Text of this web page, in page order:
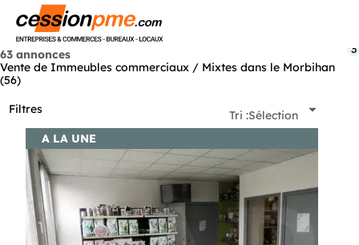
63 annonces
Vente de Immeubles commerciaux / Mixtes dans le Morbihan
(56)
Filtres
3
Tri :Sélection
A LA UNE